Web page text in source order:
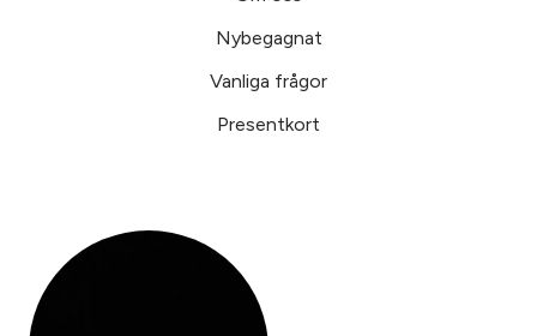
Nybegagnat
Vanliga frågor
Presentkort